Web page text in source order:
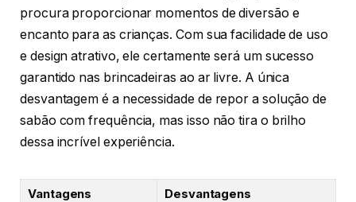
procura proporcionar momentos de diversão e
encanto para as crianças. Com sua facilidade de uso
e design atrativo, ele certamente será um sucesso
garantido nas brincadeiras ao ar livre. A única
desvantagem é a necessidade de repor a solução de
sabão com frequência, mas isso não tira o brilho
dessa incrível experiência.
Vantagens
Desvantagens